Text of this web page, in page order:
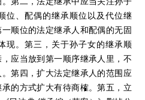
地和需求。一旦涉及后位继承，
制，立法应当如何规定。第六，
可以理解为是预先的遗产分配协
效。有学者认为，当放弃继承影
，关于代位继承。有学者认为，
承，但要增加限定。建议赋予孙
认为，法定继承的顺位安排与代